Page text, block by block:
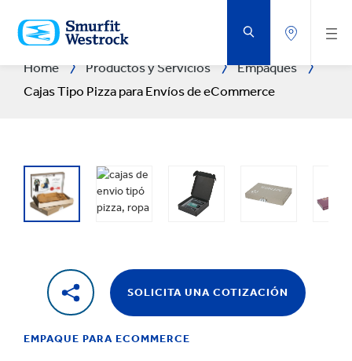
AL
CONTENIDO
PRINCIPAL
Home Productos y Servicios
Empaques
Cajas Tipo Pizza para Envíos de eCommerce
SOLICITA UNA COTIZACIÓN
EMPAQUE PARA ECOMMERCE